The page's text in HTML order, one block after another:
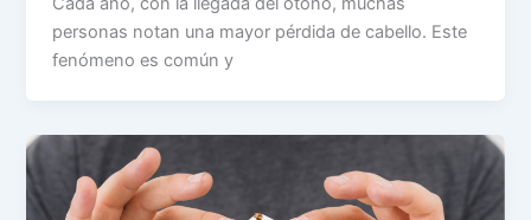
personas notan una mayor pérdida de cabello. Este
fenómeno es común y